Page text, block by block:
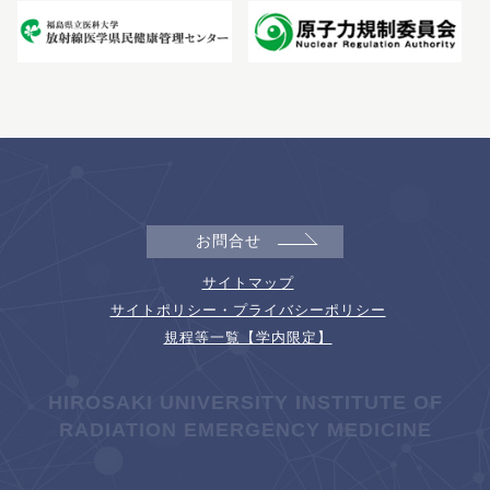
お問合せ
サイトマップ
サイトポリシー・プライバシーポリシー
規程等一覧【学内限定】
HIROSAKI UNIVERSITY INSTITUTE OF
RADIATION EMERGENCY MEDICINE